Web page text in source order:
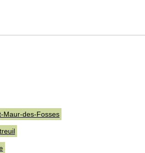
Maur-des-Fosses